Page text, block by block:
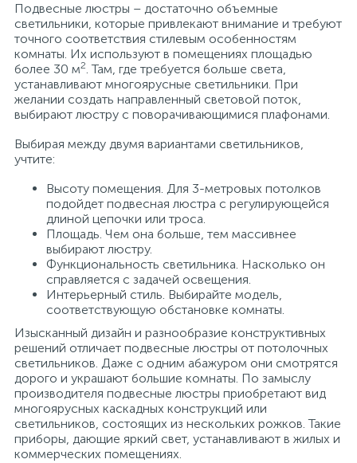
Подвесные люстры – достаточно объемные
светильники, которые привлекают внимание и требуют
точного соответствия стилевым особенностям
комнаты. Их используют в помещениях площадью
более 30 м2. Там, где требуется больше света,
устанавливают многоярусные светильники. При
желании создать направленный световой поток,
выбирают люстру с поворачивающимися плафонами.
Выбирая между двумя вариантами светильников,
учтите:
Высоту помещения. Для 3-метровых потолков
подойдет подвесная люстра с регулирующейся
длиной цепочки или троса.
Площадь. Чем она больше, тем массивнее
выбирают люстру.
Функциональность светильника. Насколько он
справляется с задачей освещения.
Интерьерный стиль. Выбирайте модель,
соответствующую обстановке комнаты.
Изысканный дизайн и разнообразие конструктивных
решений отличает подвесные люстры от потолочных
светильников. Даже с одним абажуром они смотрятся
дорого и украшают большие комнаты. По замыслу
производителя подвесные люстры приобретают вид
многоярусных каскадных конструкций или
светильников, состоящих из нескольких рожков. Такие
приборы, дающие яркий свет, устанавливают в жилых и
коммерческих помещениях.